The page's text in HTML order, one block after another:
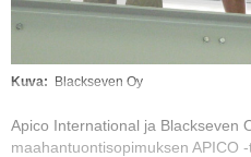
Kuva Blackseven Oy
Apico International ja Blackseven
maahantuontisopimuksen APICO